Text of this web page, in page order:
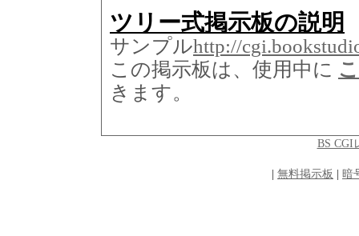
ツリー式掲示板の説明
サンプルhttp://
この掲示板は、使用中に
きます。
BS CGI
無料掲示板 暗